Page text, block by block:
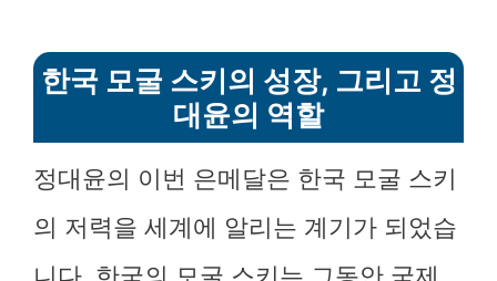
한국 모굴 스키의 성장, 그리고 정
대윤의 역할
정대윤의 이번 은메달은 한국 모굴 스키
의 저력을 세계에 알리는 계기가 되었습